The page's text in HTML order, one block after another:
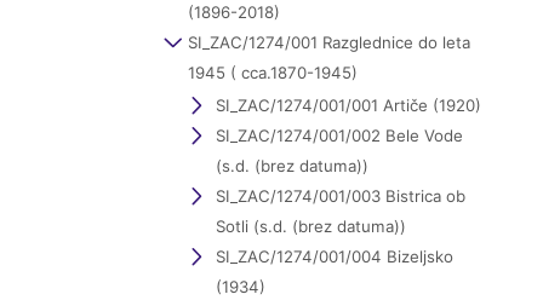
(1896-2018)
SI_ZAC/1274/001 Razglednice do leta
1945 ( cca.1870-1945)
SI_ZAC/1274/001/001 Artiče (1920)
SI_ZAC/1274/001/002 Bele Vode
(s.d. (brez datuma))
SI_ZAC/1274/001/003 Bistrica ob
Sotli (s.d. (brez datuma))
SI_ZAC/1274/001/004 Bizeljsko
(1934)